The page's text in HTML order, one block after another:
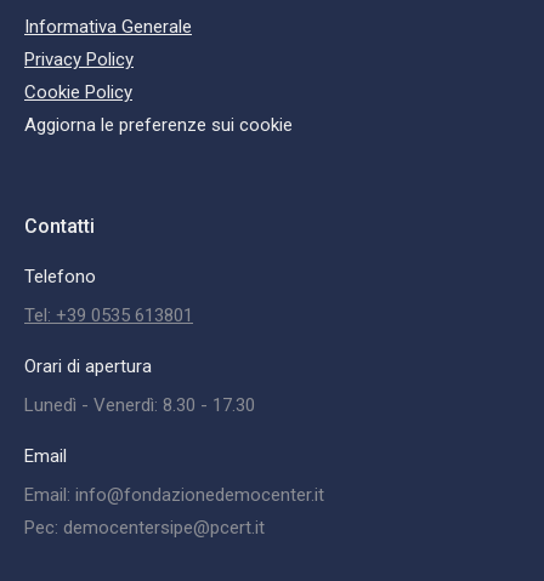
Informativa Generale
Privacy Policy
Cookie Policy
Aggiorna le preferenze sui cookie
Contatti
Telefono
Tel: +39 0535 613801
Orari di apertura
Lunedì - Venerdì: 8.30 - 17.30
Email
Email: info@fondazionedemocenter.it
Pec: democentersipe@pcert.it